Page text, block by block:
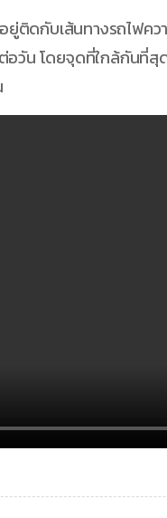
ติดกับเส้นทางรถไฟคว
อวัน โดยจุดที่ใกล้กันที่สุ